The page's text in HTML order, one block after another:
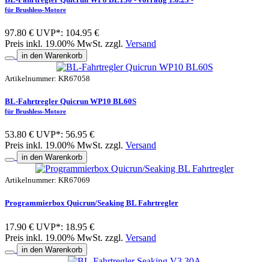
für Brushless-Motore
97.80 € UVP*: 104.95 €
Preis inkl. 19.00% MwSt. zzgl. Versand
in den Warenkorb
Artikelnummer: KR67058
BL-Fahrtregler Quicrun WP10 BL60S
für Brushless-Motore
53.80 € UVP*: 56.95 €
Preis inkl. 19.00% MwSt. zzgl. Versand
in den Warenkorb
Artikelnummer: KR67069
Programmierbox Quicrun/Seaking BL Fahrtregler
17.90 € UVP*: 18.95 €
Preis inkl. 19.00% MwSt. zzgl. Versand
in den Warenkorb